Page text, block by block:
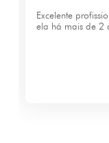
Excelente
ela há mais de 2